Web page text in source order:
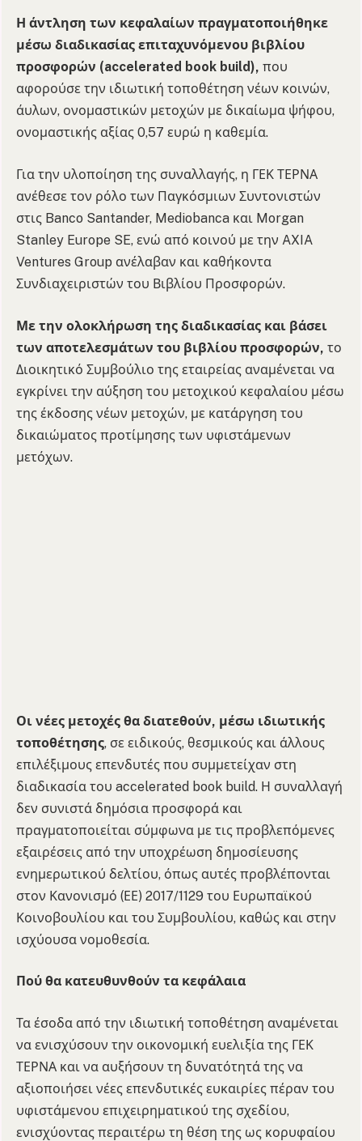
Η άντληση των κεφαλαίων πραγματοποιήθηκε
μέσω διαδικασίας επιταχυνόμενου βιβλίου
προσφορών (accelerated book build), που
αφορούσε την ιδιωτική τοποθέτηση νέων κοινών,
άυλων, ονομαστικών μετοχών με δικαίωμα ψήφου,
ονομαστικής αξίας 0,57 ευρώ η καθεμία.
Για την υλοποίηση της συναλλαγής, η ΓΕΚ ΤΕΡΝΑ
ανέθεσε τον ρόλο των Παγκόσμιων Συντονιστών
στις Banco Santander, Mediobanca και Morgan
Stanley Europe SE, ενώ από κοινού με την AXIA
Ventures Group ανέλαβαν και καθήκοντα
Συνδιαχειριστών του Βιβλίου Προσφορών.
Με την ολοκλήρωση της διαδικασίας και βάσει
των αποτελεσμάτων του βιβλίου προσφορών, το
Διοικητικό Συμβούλιο της εταιρείας αναμένεται να
εγκρίνει την αύξηση του μετοχικού κεφαλαίου μέσω
της έκδοσης νέων μετοχών, με κατάργηση του
δικαιώματος προτίμησης των υφιστάμενων
μετόχων.
Οι νέες μετοχές θα διατεθούν, μέσω ιδιωτικής
τοποθέτησης, σε ειδικούς, θεσμικούς και άλλους
επιλέξιμους επενδυτές που συμμετείχαν στη
διαδικασία του accelerated book build. Η συναλλαγή
δεν συνιστά δημόσια προσφορά και
πραγματοποιείται σύμφωνα με τις προβλεπόμενες
εξαιρέσεις από την υποχρέωση δημοσίευσης
ενημερωτικού δελτίου, όπως αυτές προβλέπονται
στον Κανονισμό (ΕΕ) 2017/1129 του Ευρωπαϊκού
Κοινοβουλίου και του Συμβουλίου, καθώς και στην
ισχύουσα νομοθεσία.
Πού θα κατευθυνθούν τα κεφάλαια
Τα έσοδα από την ιδιωτική τοποθέτηση αναμένεται
να ενισχύσουν την οικονομική ευελιξία της ΓΕΚ
ΤΕΡΝΑ και να αυξήσουν τη δυνατότητά της να
αξιοποιήσει νέες επενδυτικές ευκαιρίες πέραν του
υφιστάμενου επιχειρηματικού της σχεδίου,
ενισχύοντας περαιτέρω τη θέση της ως κορυφαίου